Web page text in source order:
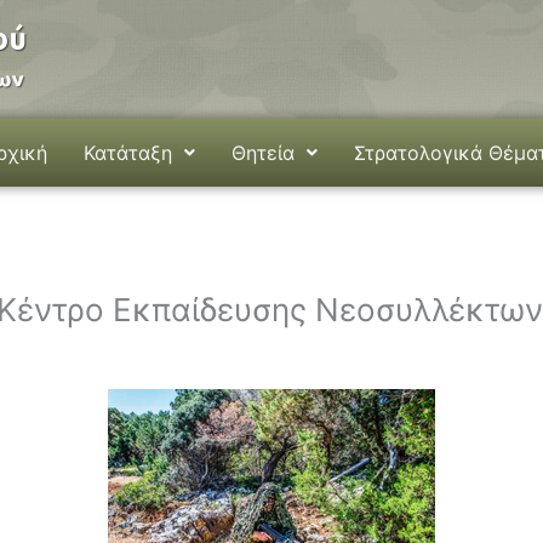
Κατάταξη Θητεία Στρατολογικά
Εκπαίδευσης Νεοσυλλέκτων